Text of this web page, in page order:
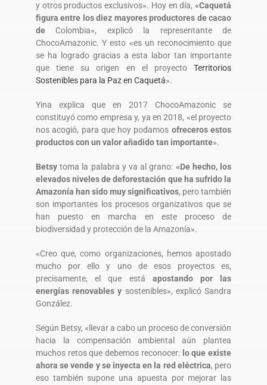
y otros productos exclusivos». Hoy en día,«Caquetá
figura entre los diez mayores productores de cacao
de Colombia», explicó la representante de
ChocoAmazonic. Y esto «es un reconocimiento que
se ha logrado gracias a esta labor tan importante
que tiene su origen en el proyectoTerritorios
Sostenibles para la Paz en Caquetá».
Yina explica que en 2017 ChocoAmazonic se
constituyó como empresa y, ya en 2018, «el proyecto
nos acogió, para que hoy podamos ofreceros estos
productos con un valor añadido tan importante».
Betsytoma la palabra y va al grano: «De hecho, los
elevados niveles de deforestación que ha sufrido la
Amazonía han sido muy significativos, pero también
son importantes los procesos organizativos que se
han puesto en marcha en este proceso de
biodiversidad y protección de la Amazonía».
«Creo que, como organizaciones, hemos apostado
mucho por ello y uno de esos proyectos es,
precisamente, el que está apostando por las
energías renovables y sostenibles», explicó Sandra
González.
Según Betsy, «llevar a cabo un proceso de conversión
hacia la compensación ambiental aún plantea
muchos retos que debemos reconocer: lo que existe
ahora se vende y se inyecta en la red eléctrica, pero
eso también supone una apuesta por mejorar las